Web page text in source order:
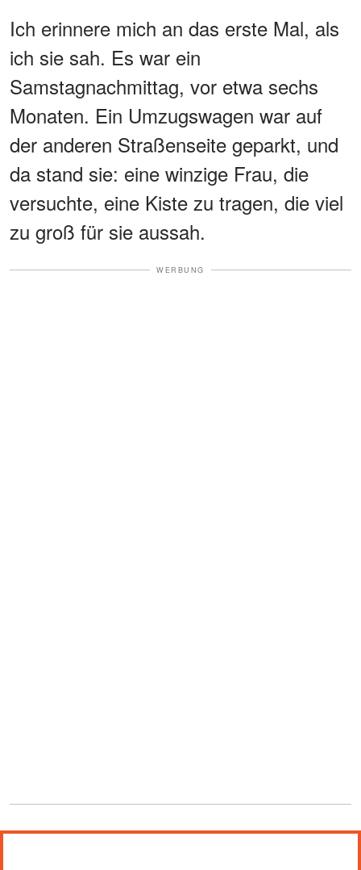
Ich erinnere mich an das erste Mal, als
ich sie sah. Es war ein
Samstagnachmittag, vor etwa sechs
Monaten. Ein Umzugswagen war auf
der anderen Straßenseite geparkt, und
da stand sie: eine winzige Frau, die
versuchte, eine Kiste zu tragen, die viel
zu groß für sie aussah.
WERBUNG